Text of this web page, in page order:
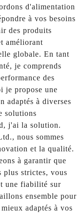
d'alimentation
à vos besoins
des produits
améliorant
globale. En tant
je comprends
des
je propose une
adaptés à diverses
solutions
j'ai la solution.
nous sommes
et la qualité.
à garantir que
plus strictes, vous
une fiabilité sur
ensemble pour
adaptés à vos